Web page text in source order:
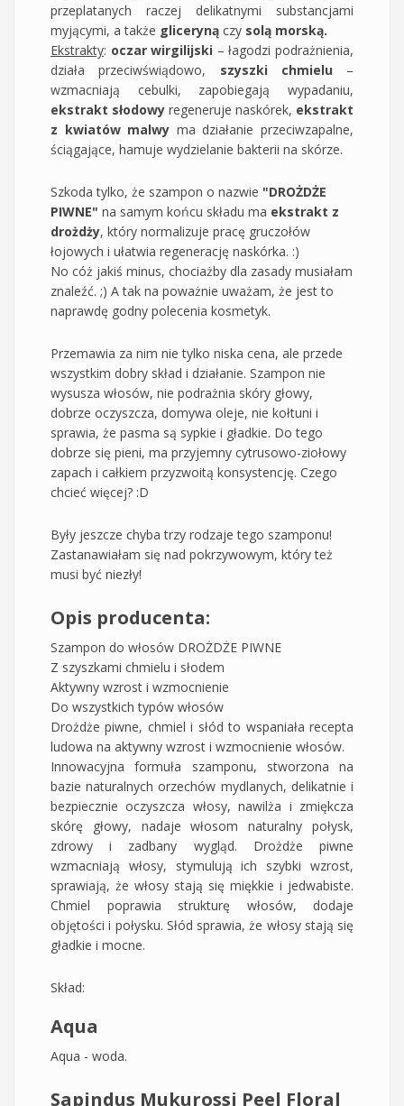
przeplatanych raczej delikatnymi substancjami
myjącymi, a także gliceryną czy solą morską.
Ekstrakty: oczar wirgilijski – łagodzi podrażnienia,
działa przeciwświądowo, szyszki chmielu–
wzmacniają cebulki, zapobiegają wypadaniu,
ekstrakt słodowy regeneruje naskórek, ekstrakt
z kwiatów malwy ma działanie przeciwzapalne,
ściągające, hamuje wydzielanie bakterii na skórze.
Szkoda tylko, że szampon o nazwie "DROŻDŻE
PIWNE" na samym końcu składu ma ekstrakt z
drożdży, który normalizuje pracę gruczołów
łojowych i ułatwia regenerację naskórka. :)
No cóż jakiś minus, chociażby dla zasady musiałam
znaleźć. ;) A tak na poważnie uważam, że jest to
naprawdę godny polecenia kosmetyk.
Przemawia za nim nie tylko niska cena, ale przede
wszystkim dobry skład i działanie. Szampon nie
wysusza włosów, nie podrażnia skóry głowy,
dobrze oczyszcza, domywa oleje, nie kołtuni i
sprawia, że pasma są sypkie i gładkie. Do tego
dobrze się pieni, ma przyjemny cytrusowo-ziołowy
zapach i całkiem przyzwoitą konsystencję. Czego
chcieć więcej? :D
Były jeszcze chyba trzy rodzaje tego szamponu!
Zastanawiałam się nad pokrzywowym, który też
musi być niezły!
Opis producenta:
Szampon do włosów DROŻDŻE PIWNE
Z szyszkami chmielu i słodem
Aktywny wzrost i wzmocnienie
Do wszystkich typów włosów
Drożdże piwne, chmiel i słód to wspaniała recepta
ludowa na aktywny wzrost i wzmocnienie włosów.
Innowacyjna formuła szamponu, stworzona na
bazie naturalnych orzechów mydlanych, delikatnie i
bezpiecznie oczyszcza włosy, nawilża i zmiękcza
skórę głowy, nadaje włosom naturalny połysk,
zdrowy i zadbany wygląd. Drożdże piwne
wzmacniają włosy, stymulują ich szybki wzrost,
sprawiają, że włosy stają się miękkie i jedwabiste.
Chmiel poprawia strukturę włosów, dodaje
objętości i połysku. Słód sprawia, że włosy stają się
gładkie i mocne.
Skład:
Aqua
Aqua - woda.
Sapindus Mukurossi Peel Floral